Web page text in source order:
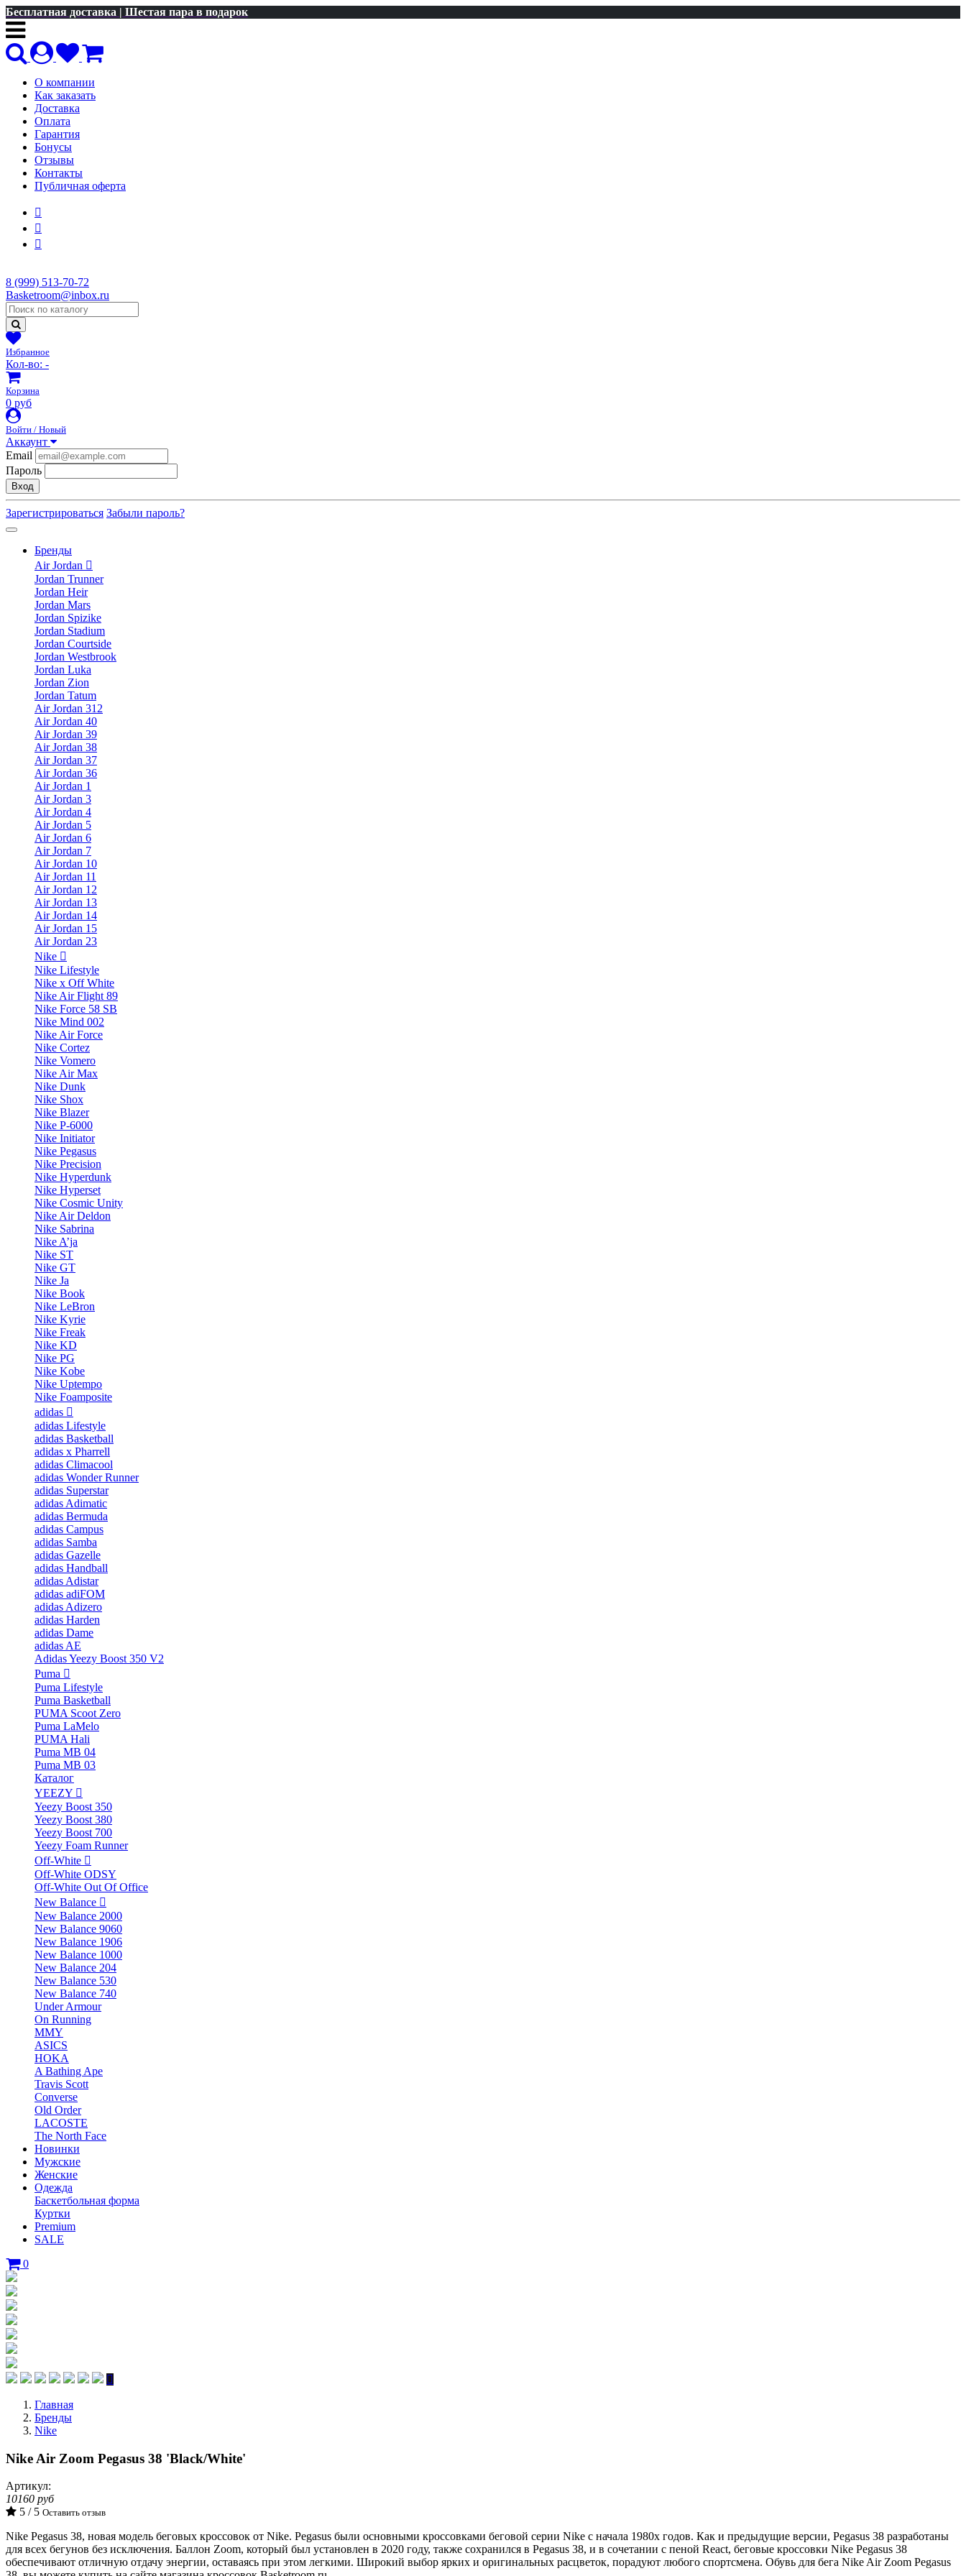
Бесплатная доставка | Шестая пара в подарок
О компании
Как заказать
Доставка
Оплата
Гарантия
Бонусы
Отзывы
Контакты
Публичная оферта
8 (999) 513-70-72
Basketroom@inbox.ru
Избранное
Кол-во: -
Корзина
0 руб
Войти / Новый
Аккаунт
Email
Пароль
Вход
Зарегистрироваться Забыли пароль?
Бренды
Air Jordan
Jordan Trunner
Jordan Heir
Jordan Mars
Jordan Spizike
Jordan Stadium
Jordan Courtside
Jordan Westbrook
Jordan Luka
Jordan Zion
Jordan Tatum
Air Jordan 312
Air Jordan 40
Air Jordan 39
Air Jordan 38
Air Jordan 37
Air Jordan 36
Air Jordan 1
Air Jordan 3
Air Jordan 4
Air Jordan 5
Air Jordan 6
Air Jordan 7
Air Jordan 10
Air Jordan 11
Air Jordan 12
Air Jordan 13
Air Jordan 14
Air Jordan 15
Air Jordan 23
Nike
Nike Lifestyle
Nike x Off White
Nike Air Flight 89
Nike Force 58 SB
Nike Mind 002
Nike Air Force
Nike Cortez
Nike Vomero
Nike Air Max
Nike Dunk
Nike Shox
Nike Blazer
Nike P-6000
Nike Initiator
Nike Pegasus
Nike Precision
Nike Hyperdunk
Nike Hyperset
Nike Cosmic Unity
Nike Air Deldon
Nike Sabrina
Nike A’ja
Nike ST
Nike GT
Nike Ja
Nike Book
Nike LeBron
Nike Kyrie
Nike Freak
Nike KD
Nike PG
Nike Kobe
Nike Uptempo
Nike Foamposite
adidas
adidas Lifestyle
adidas Basketball
adidas x Pharrell
adidas Climacool
adidas Wonder Runner
adidas Superstar
adidas Adimatic
adidas Bermuda
adidas Campus
adidas Samba
adidas Gazelle
adidas Handball
adidas Adistar
adidas adiFOM
adidas Adizero
adidas Harden
adidas Dame
adidas AE
Adidas Yeezy Boost 350 V2
Puma
Puma Lifestyle
Puma Basketball
PUMA Scoot Zero
Puma LaMelo
PUMA Hali
Puma MB 04
Puma MB 03
Каталог
YEEZY
Yeezy Boost 350
Yeezy Boost 380
Yeezy Boost 700
Yeezy Foam Runner
Off-White
Off-White ODSY
Off-White Out Of Office
New Balance
New Balance 2000
New Balance 9060
New Balance 1906
New Balance 1000
New Balance 204
New Balance 530
New Balance 740
Under Armour
On Running
MMY
ASICS
HOKA
A Bathing Ape
Travis Scott
Converse
Old Order
LACOSTE
The North Face
Новинки
Мужские
Женские
Одежда
Баскетбольная форма
Куртки
Premium
SALE
0
Главная
Бренды
Nike
Nike Air Zoom Pegasus 38 'Black/White'
Артикул:
10160 руб
5 / 5 Оставить отзыв
Nike Pegasus 38, новая модель беговых кроссовок от Nike. Pegasus были основными кроссовками беговой серии Nike с начала 1980х годов. Как и предыдущие версии, Pegasus 38 разработаны
для всех бегунов без исключения. Баллон Zoom, который был установлен в 2020 году, также сохранился в Pegasus 38, и в сочетании с пеной React, беговые кроссовки Nike Pegasus 38
обеспечивают отличную отдачу энергии, оставаясь при этом легкими. Широкий выбор ярких и оригинальных расцветок, порадуют любого спортсмена. Обувь для бега Nike Air Zoom Pegasus